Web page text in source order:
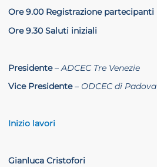
Ore 9.00 Registrazione partecipanti
Ore 9.30 Saluti iniziali
Presidente– ADCEC Tre Venezie
Vice Presidente– ODCEC di Padova
Inizio lavori
Gianluca Cristofori